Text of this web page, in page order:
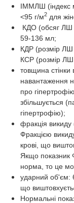
ІММЛШ (індекс
<95 г/м2 для
КДО (обсяг ЛШ
59-136 мл;
КДР (розмір ЛШ
КСР (розмір ЛШ
товщина
навантаження
про
збільшується
гіпертрофію);
фракція
Фракцією
крові, що
Якщо показник
норма, то це
ударний об'єм:
що
Нормальні